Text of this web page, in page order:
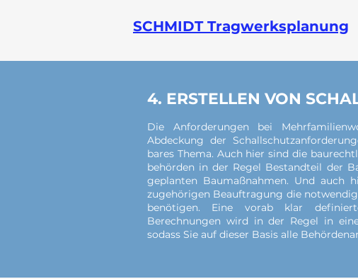
SCHMIDT Tragwerksplanung
4. ERSTELLEN VON
Die Anforderungen bei
Abdeckung der
bares Thema. Auch hier sind die
behörden in der Regel Bestandteil der
geplanten Baumaßnahmen. Und auch
zugehörigen Beauftragung die
benötigen. Eine vorab klar
Berechnungen wird in der Regel in
sodass Sie auf dieser Basis alle